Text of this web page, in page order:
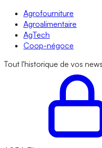
Agrofourniture
Agroalimentaire
AgTech
Coop-négoce
Tout l'historique de vos